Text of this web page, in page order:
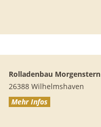
Rolladenbau Morgenstern
26388 Wilhelmshaven
Mehr Infos